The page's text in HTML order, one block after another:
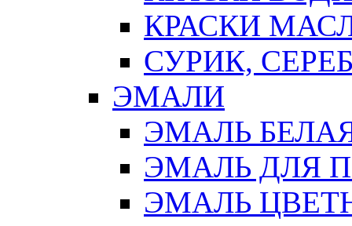
КРАСКИ
СУРИК,
ЭМАЛИ
ЭМАЛЬ
ЭМАЛЬ ДЛЯ
ЭМАЛЬ